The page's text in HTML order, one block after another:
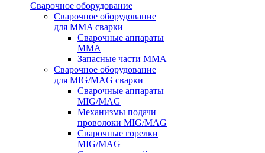
Сварочное оборудование
Сварочное оборудование
для MMA сварки
Сварочные аппараты
MMA
Запасные части MMA
Сварочное оборудование
для MIG/MAG сварки
Сварочные аппараты
MIG/MAG
Механизмы подачи
проволоки MIG/MAG
Сварочные горелки
MIG/MAG